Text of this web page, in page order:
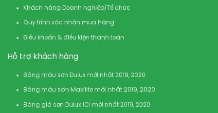
Khách hàng Doanh nghiệp/Tổ chức
Quy trình xác nhận mua hàng
Điều khoản & điều kiện thanh toán
Hỗ trợ khách hàng
Bảng màu sơn Dulux mới nhất 2019, 2020
Bảng màu sơn Maxilite mới nhất 2019, 2020
Bảng giá sơn Dulux ICI mới nhất 2019, 2020